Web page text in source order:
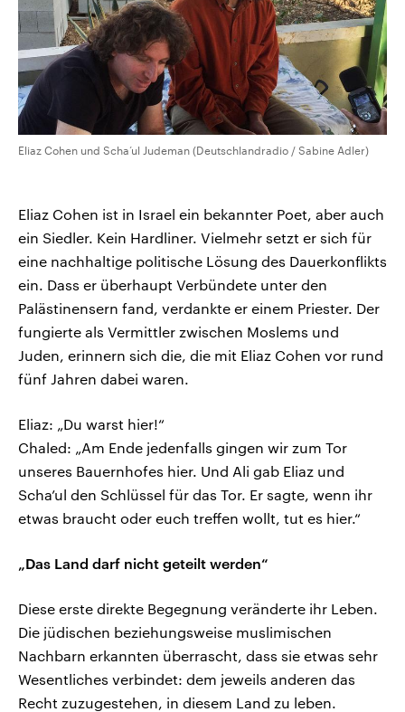
Eliaz Cohen und Scha’ul Judeman (Deutschlandradio / Sabine Adler)
Eliaz Cohen ist in Israel ein bekannter Poet, aber auch
ein Siedler. Kein Hardliner. Vielmehr setzt er sich für
eine nachhaltige politische Lösung des Dauerkonflikts
ein. Dass er überhaupt Verbündete unter den
Palästinensern fand, verdankte er einem Priester. Der
fungierte als Vermittler zwischen Moslems und
Juden, erinnern sich die, die mit Eliaz Cohen vor rund
fünf Jahren dabei waren.
Eliaz: „Du warst hier!“
Chaled: „Am Ende jedenfalls gingen wir zum Tor
unseres Bauernhofes hier. Und Ali gab Eliaz und
Scha’ul den Schlüssel für das Tor. Er sagte, wenn ihr
etwas braucht oder euch treffen wollt, tut es hier.“
„Das Land darf nicht geteilt werden“
Diese erste direkte Begegnung veränderte ihr Leben.
Die jüdischen beziehungsweise muslimischen
Nachbarn erkannten überrascht, dass sie etwas sehr
Wesentliches verbindet: dem jeweils anderen das
Recht zuzugestehen, in diesem Land zu leben.